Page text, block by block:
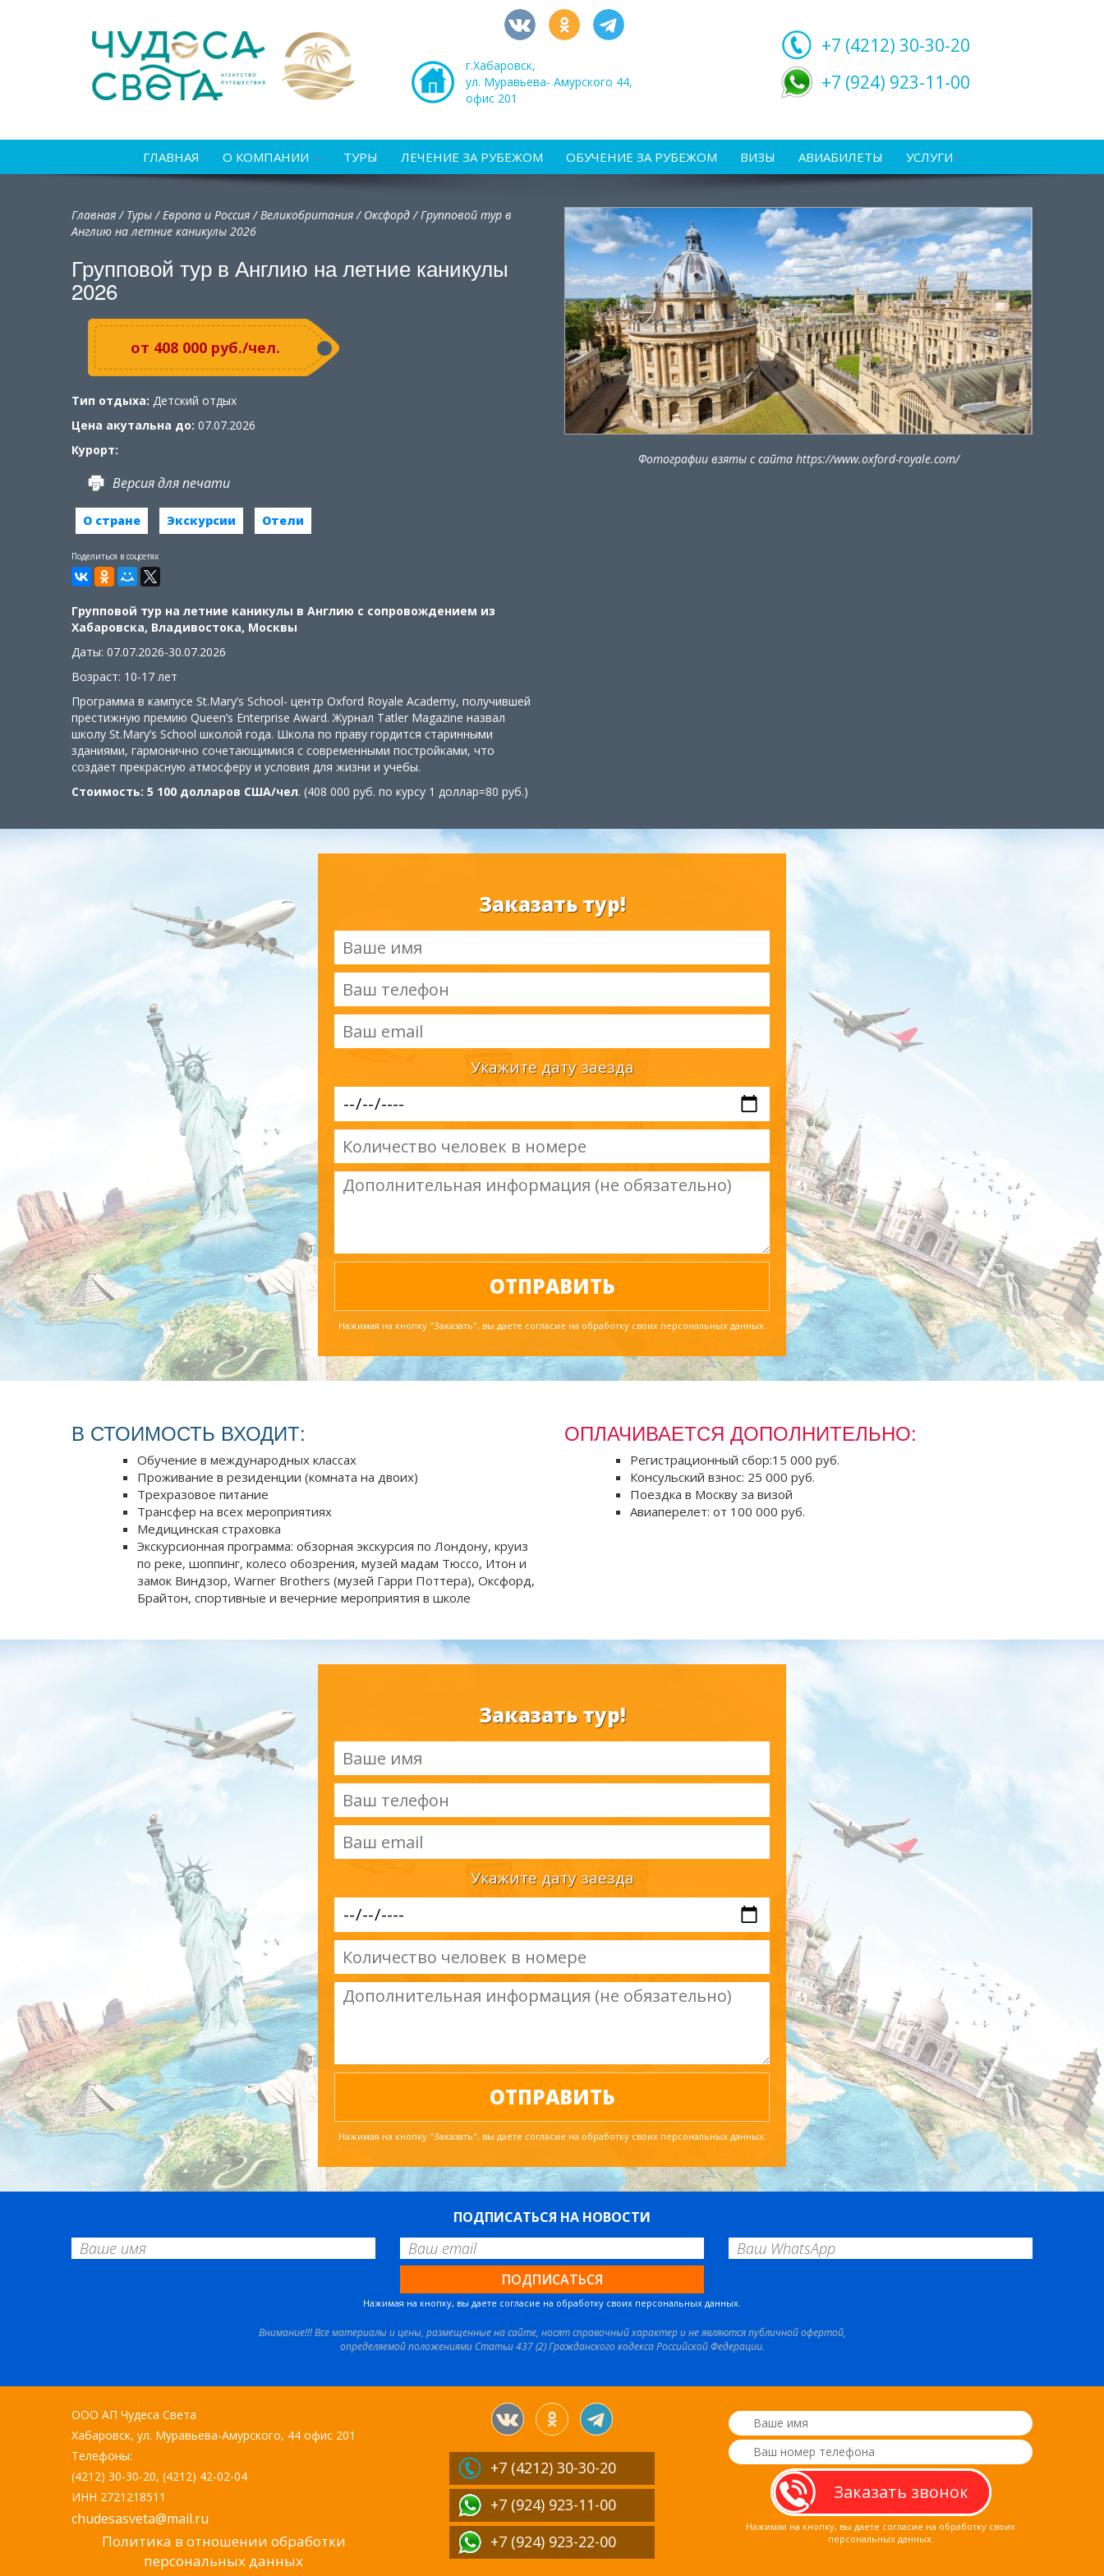
г.Хабаровск,
ул. Муравьева- Амурского 44,
офис 201
+7 (4212) 30-30-20
+7 (924) 923-11-00
ГЛАВНАЯ О КОМПАНИИ ТУРЫ ЛЕЧЕНИЕ ЗА РУБЕЖОМ ОБУЧЕНИЕ ЗА РУБЕЖОМ ВИЗЫ АВИАБИЛЕТЫ УСЛУГИ
Главная/ Туры/Европа и Россия/Великобритания/ Оксфорд / Групповой тур в
Англию на летние каникулы 2026
Групповой тур в Англию на летние каникулы
2026
от 408 000 руб./чел.
Тип отдыха: Детский отдых
Цена акутальна до: 07.07.2026
Курорт:
Версия для печати
О стране Экскурсии Отели
Поделиться в соцсетях
Групповой тур на летние каникулы в Англию с сопровождением из
Хабаровска, Владивостока, Москвы
Даты: 07.07.2026-30.07.2026
Возраст: 10-17 лет
Программа в кампусе St.Mary’s School- центр Oxford Royale Academy, получившей
престижную премию Queen’s Enterprise Award. Журнал Tatler Magazine назвал
школу St.Mary’s School школой года. Школа по праву гордится старинными
зданиями, гармонично сочетающимися с современными постройками, что
создает прекрасную атмосферу и условия для жизни и учебы.
Стоимость: 5 100 долларов США/чел. (408 000 руб. по курсу 1 доллар=80 руб.)
Фотографии взяты с сайта https://www.oxford-royale.com/
Заказать тур!
Укажите дату заезда
Нажимая на кнопку "Заказать", вы даете согласие на обработку своих персональных данных.
В СТОИМОСТЬ ВХОДИТ:
Обучение в международных классах
Проживание в резиденции (комната на двоих)
Трехразовое питание
Трансфер на всех мероприятиях
Медицинская страховка
Экскурсионная программа: обзорная экскурсия по Лондону, круиз
по реке, шоппинг, колесо обозрения, музей мадам Тюссо, Итон и
замок Виндзор, Warner Brothers (музей Гарри Поттера), Оксфорд,
Брайтон, спортивные и вечерние мероприятия в школе
ОПЛАЧИВАЕТСЯ ДОПОЛНИТЕЛЬНО:
Регистрационный сбор:15 000 руб.
Консульский взнос: 25 000 руб.
Поездка в Москву за визой
Авиаперелет: от 100 000 руб.
Заказать тур!
Укажите дату заезда
Нажимая на кнопку "Заказать", вы даете согласие на обработку своих персональных данных.
ПОДПИСАТЬСЯ НА НОВОСТИ
Нажимая на кнопку, вы даете согласие на обработку своих персональных данных.
Внимание!!! Все материалы и цены, размещенные на сайте, носят справочный характер и не являются публичной офертой,
определяемой положениями Статьи 437 (2) Гражданского кодекса Российской Федерации.
ООО АП Чудеса Света
Хабаровск, ул. Муравьева-Амурского, 44 офис 201
Телефоны:
(4212) 30-30-20, (4212) 42-02-04
ИНН 2721218511
chudesasveta@mail.ru
Политика в отношении обработки
персональных данных
+7 (4212) 30-30-20
+7 (924) 923-11-00
+7 (924) 923-22-00
Нажимая на кнопку, вы даете согласие на обработку своих
персональных данных.